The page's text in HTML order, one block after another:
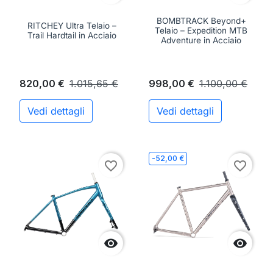
RITCHEY Ultra Telaio –
Trail Hardtail in Acciaio
820,00 € 1.015,65 €
Vedi dettagli
BOMBTRACK Beyond+
Telaio – Expedition MTB
Adventure in Acciaio
998,00 € 1.100,00 €
Vedi dettagli

favorite_border
-52,00 €

favorite_border